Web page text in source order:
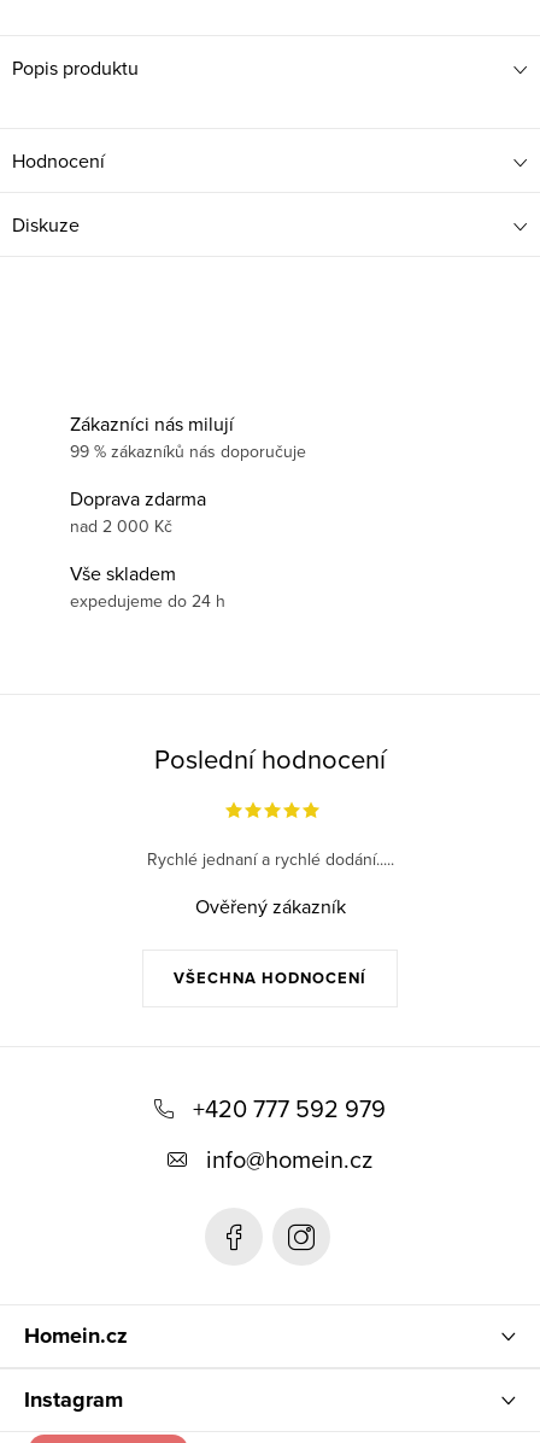
Popis produktu
Hodnocení
Diskuze
Zákazníci nás milují
99 % zákazníků nás doporučuje
Doprava zdarma
nad 2 000 Kč
Vše skladem
expedujeme do 24 h
Poslední hodnocení
VŠECHNA HODNOCENÍ
Rychlé jednaní a rychlé dodání.....
Ověřený zákazník
+420 777 592 979
info@homein.cz
Homein.cz
Instagram